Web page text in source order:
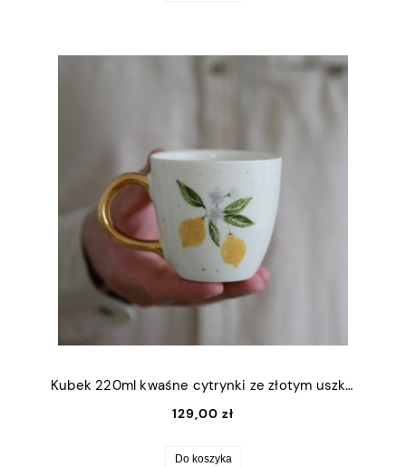
Kubek 220ml kwaśne cytrynki ze złotym uszkiem
129,00 zł
Do koszyka